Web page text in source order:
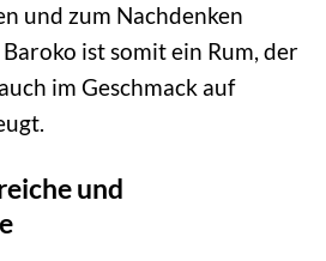
und zum Nachdenken
ist somit ein Rum, der
im Geschmack auf
und